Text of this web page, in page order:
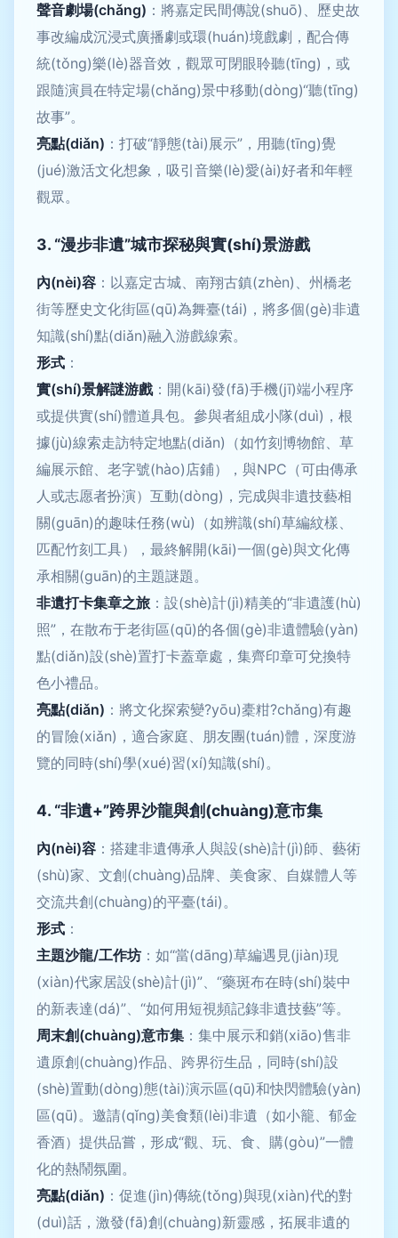
聲音劇場(chǎng) ：將嘉定民間傳說(shuō)、歷史故
事改編成沉浸式廣播劇或環(huán)境戲劇，配合傳
統(tǒng)樂(lè)器音效，觀眾可閉眼聆聽(tīng)，或
跟隨演員在特定場(chǎng)景中移動(dòng)“聽(tīng)
故事”。
亮點(diǎn) ：打破“靜態(tài)展示”，用聽(tīng)覺
(jué)激活文化想象，吸引音樂(lè)愛(ài)好者和年輕
觀眾。
3. “漫步非遺”城市探秘與實(shí)景游戲
內(nèi)容 ：以嘉定古城、南翔古鎮(zhèn)、州橋老
街等歷史文化街區(qū)為舞臺(tái)，將多個(gè)非遺
知識(shí)點(diǎn)融入游戲線索。
形式 ：
實(shí)景解謎游戲：開(kāi)發(fā)手機(jī)端小程序
或提供實(shí)體道具包。參與者組成小隊(duì)，根
據(jù)線索走訪特定地點(diǎn)（如竹刻博物館、草
編展示館、老字號(hào)店鋪），與NPC（可由傳承
人或志愿者扮演）互動(dòng)，完成與非遺技藝相
關(guān)的趣味任務(wù)（如辨識(shí)草編紋樣、
匹配竹刻工具），最終解開(kāi)一個(gè)與文化傳
承相關(guān)的主題謎題。
非遺打卡集章之旅 ：設(shè)計(jì)精美的“非遺護(hù)
照”，在散布于老街區(qū)的各個(gè)非遺體驗(yàn)
點(diǎn)設(shè)置打卡蓋章處，集齊印章可兌換特
色小禮品。
亮點(diǎn) ：將文化探索變?yōu)橐粓?chǎng)有趣
的冒險(xiǎn)，適合家庭、朋友團(tuán)體，深度游
覽的同時(shí)學(xué)習(xí)知識(shí)。
4. “非遺+”跨界沙龍與創(chuàng)意市集
內(nèi)容 ：搭建非遺傳承人與設(shè)計(jì)師、藝術
(shù)家、文創(chuàng)品牌、美食家、自媒體人等
交流共創(chuàng)的平臺(tái)。
形式 ：
主題沙龍/工作坊 ：如“當(dāng)草編遇見(jiàn)現
(xiàn)代家居設(shè)計(jì)”、“藥斑布在時(shí)裝中
的新表達(dá)”、“如何用短視頻記錄非遺技藝”等。
周末創(chuàng)意市集 ：集中展示和銷(xiāo)售非
遺原創(chuàng)作品、跨界衍生品，同時(shí)設
(shè)置動(dòng)態(tài)演示區(qū)和快閃體驗(yàn)
區(qū)。邀請(qǐng)美食類(lèi)非遺（如小籠、郁金
香酒）提供品嘗，形成“觀、玩、食、購(gòu)”一體
化的熱鬧氛圍。
亮點(diǎn) ：促進(jìn)傳統(tǒng)與現(xiàn)代的對
(duì)話，激發(fā)創(chuàng)新靈感，拓展非遺的